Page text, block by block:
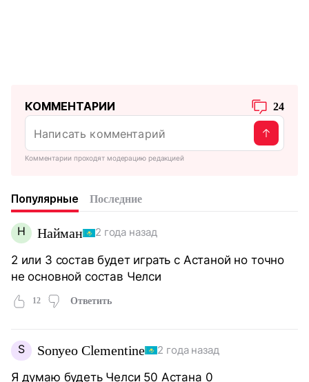
КОММЕНТАРИИ 24
Комментарии проходят модерацию редакцией
Популярные Последние
Н Найман 2 года назад
2 или 3 состав будет играть с Астаной но точно
не основной состав Челси
12 Ответить
S Sonyeo Clementine 2 года назад
Я думаю будеть Челси 50 Астана 0